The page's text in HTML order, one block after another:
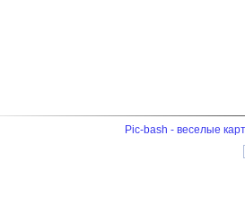
Pic-bash - веселые